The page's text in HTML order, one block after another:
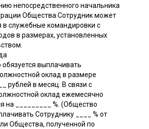
непосредственного начальника
Общества Сотрудник может
в служебные командировки с
в размерах, установленных
выплачивать
оклад в размере
рублей в месяц. В связи с
оклад ежемесячно
на _________ %. (Общество
Сотруднику ____ % от
Общества, полученной по